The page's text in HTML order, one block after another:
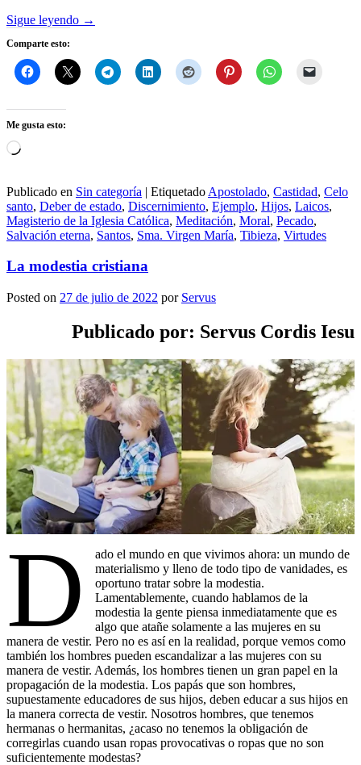
Sigue leyendo →
Comparte esto:
Me gusta esto:
Cargando...
Publicado en Sin categoría | Etiquetado Apostolado, Castidad, Celo
santo, Deber de estado, Discernimiento, Ejemplo, Hijos, Laicos,
Magisterio de la Iglesia Católica, Meditación, Moral, Pecado,
Salvación eterna, Santos, Sma. Virgen María, Tibieza, Virtudes
La modestia cristiana
Posted on 27 de julio de 2022 por Servus
Publicado por: Servus Cordis Iesu
D
ado el mundo en que vivimos ahora: un mundo de
materialismo y lleno de todo tipo de vanidades, es
oportuno tratar sobre la modestia.
Lamentablemente, cuando hablamos de la
modestia la gente piensa inmediatamente que es
algo que atañe solamente a las mujeres en su
manera de vestir. Pero no es así en la realidad, porque vemos como
también los hombres pueden escandalizar a las mujeres con su
manera de vestir. Además, los hombres tienen un gran papel en la
propagación de la modestia. Los papás que son hombres,
supuestamente educadores de sus hijos, deben educar a sus hijos en
la manera correcta de vestir. Nosotros hombres, que tenemos
hermanas o hermanitas, ¿acaso no tenemos la obligación de
corregirlas cuando usan ropas provocativas o ropas que no son
suficientemente modestas?